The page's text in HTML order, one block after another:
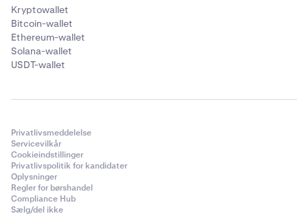
Kryptowallet
Bitcoin-wallet
Ethereum-wallet
Solana-wallet
USDT-wallet
Privatlivsmeddelelse
Servicevilkår
Cookieindstillinger
Privatlivspolitik for kandidater
Oplysninger
Regler for børshandel
Compliance Hub
Sælg/del ikke